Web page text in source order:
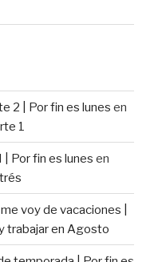
2 | Por fin es lunes en
1
Por fin es lunes en
voy de vacaciones |
trabajar en Agosto